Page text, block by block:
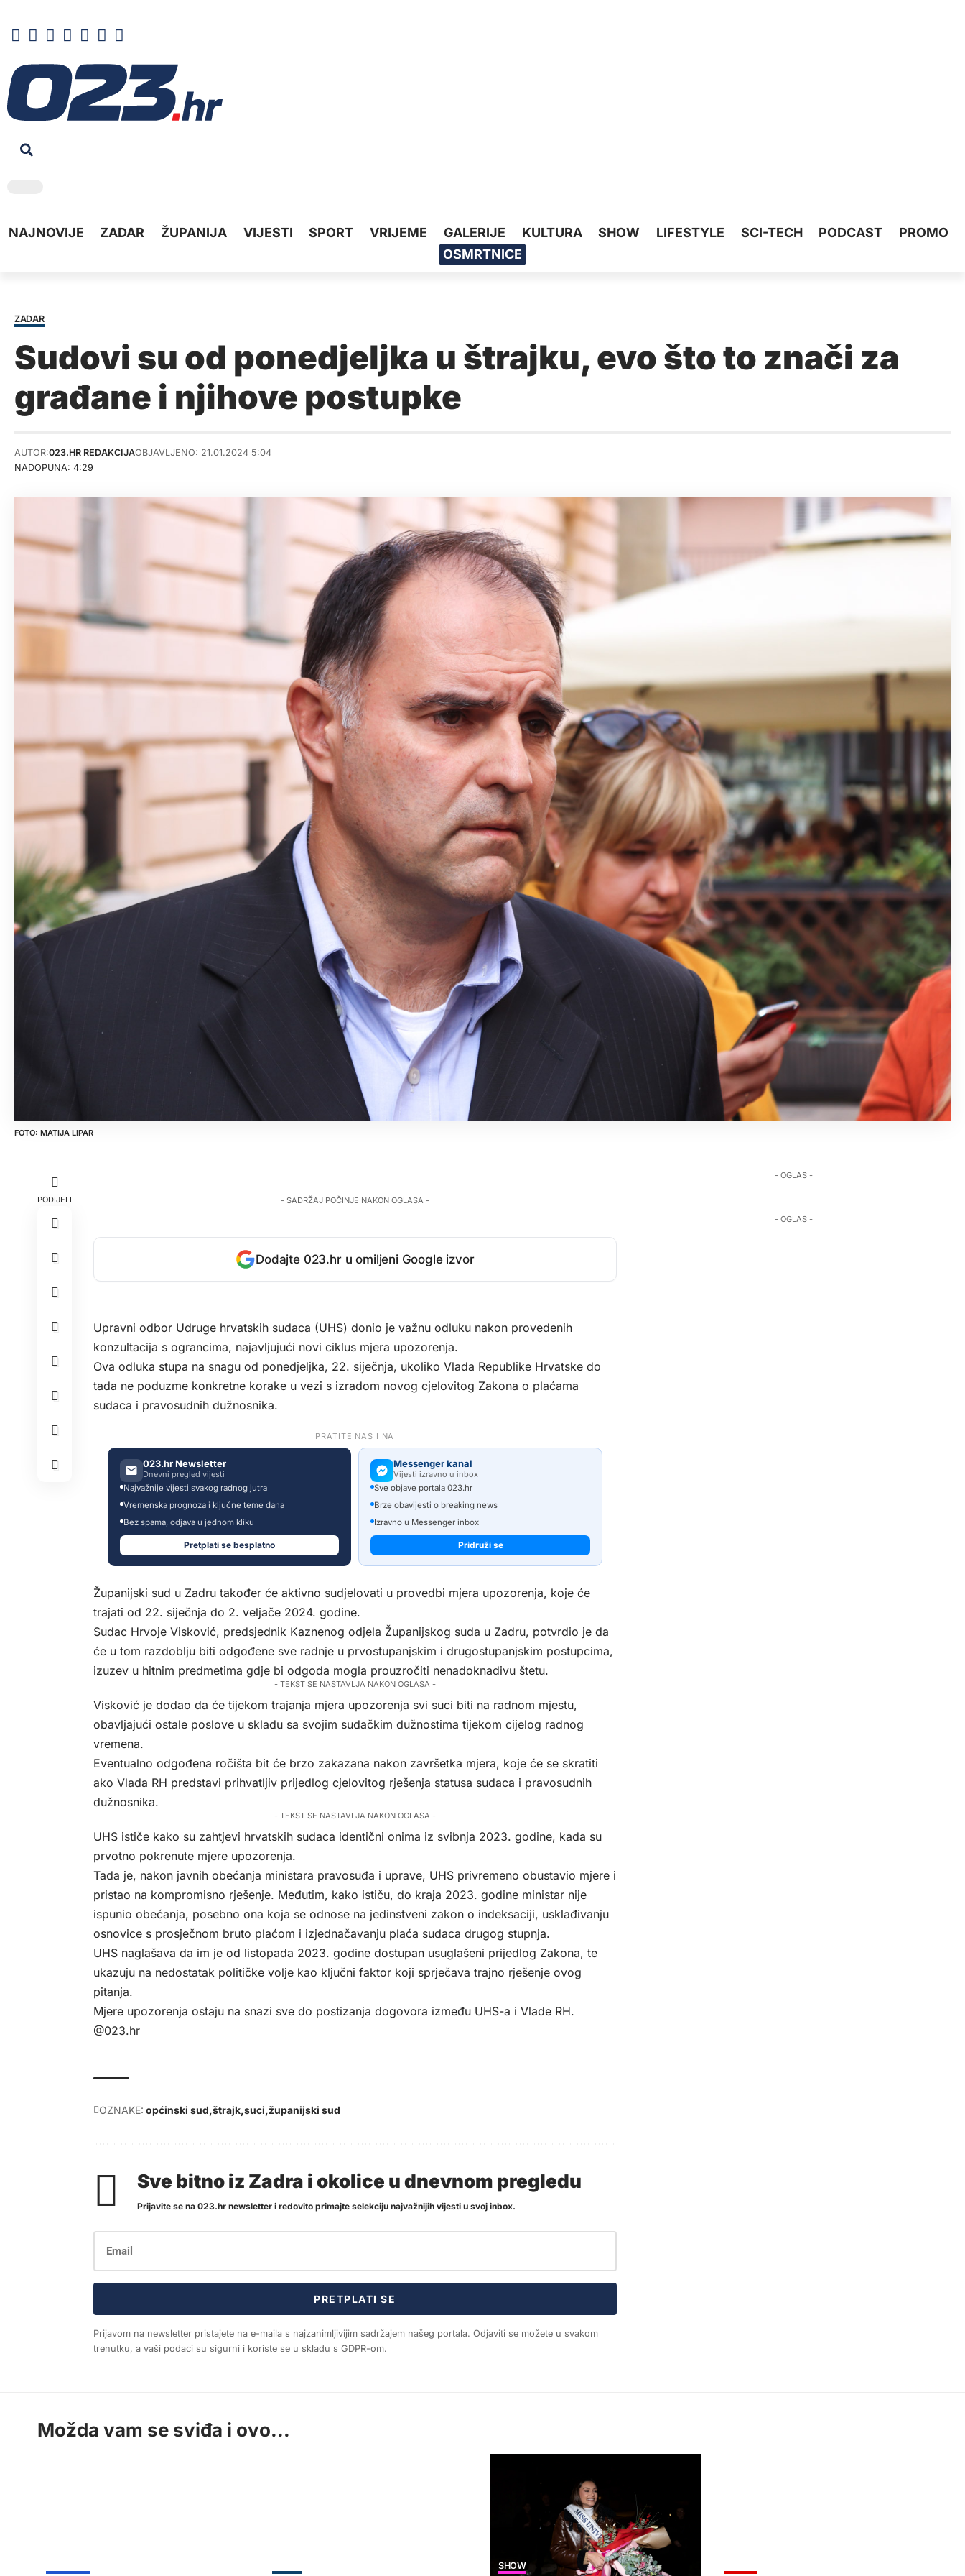
NAJNOVIJE ZADAR ŽUPANIJA VIJESTI SPORT VRIJEME GALERIJE KULTURA SHOW LIFESTYLE SCI-TECH PODCAST
PROMO
OSMRTNICE
ZADAR
Sudovi su od ponedjeljka u štrajku, evo što to znači za
građane i njihove postupke
NADOPUNA: 4:29
AUTOR:023.HR REDAKCIJAOBJAVLJENO: 21.01.2024 5:04
MATIJA LIPAR
PODIJELI - SADRŽAJ POČINJE NAKON OGLASA -
Dodajte 023.hr u omiljeni Google izvor
Upravni odbor Udruge hrvatskih sudaca (UHS) donio je važnu odluku nakon provedenih
konzultacija s ograncima, najavljujući novi ciklus mjera upozorenja.
Ova odluka stupa na snagu od ponedjeljka, 22. siječnja, ukoliko Vlada Republike Hrvatske do
tada ne poduzme konkretne korake u vezi s izradom novog cjelovitog Zakona o plaćama
sudaca i pravosudnih dužnosnika.
PRATITE NAS I NA
023.hr Newsletter
Dnevni pregled vijesti
Najvažnije vijesti svakog radnog jutra
Vremenska prognoza i ključne teme dana
Bez spama, odjava u jednom kliku
Pretplati se besplatno
Messenger kanal
Vijesti izravno u inbox
Sve objave portala 023.hr
Brze obavijesti o breaking news
Izravno u Messenger inbox
Pridruži se
Županijski sud u Zadru također će aktivno sudjelovati u provedbi mjera upozorenja, koje će
trajati od 22. siječnja do 2. veljače 2024. godine.
Sudac Hrvoje Visković, predsjednik Kaznenog odjela Županijskog suda u Zadru, potvrdio je da
će u tom razdoblju biti odgođene sve radnje u prvostupanjskim i drugostupanjskim postupcima,
izuzev u hitnim predmetima gdje bi odgoda mogla prouzročiti nenadoknadivu štetu.
- TEKST SE NASTAVLJA NAKON OGLASA -
Visković je dodao da će tijekom trajanja mjera upozorenja svi suci biti na radnom mjestu,
obavljajući ostale poslove u skladu sa svojim sudačkim dužnostima tijekom cijelog radnog
vremena.
Eventualno odgođena ročišta bit će brzo zakazana nakon završetka mjera, koje će se skratiti
ako Vlada RH predstavi prihvatljiv prijedlog cjelovitog rješenja statusa sudaca i pravosudnih
dužnosnika.
- TEKST SE NASTAVLJA NAKON OGLASA -
UHS ističe kako su zahtjevi hrvatskih sudaca identični onima iz svibnja 2023. godine, kada su
prvotno pokrenute mjere upozorenja.
Tada je, nakon javnih obećanja ministara pravosuđa i uprave, UHS privremeno obustavio mjere i
pristao na kompromisno rješenje. Međutim, kako ističu, do kraja 2023. godine ministar nije
ispunio obećanja, posebno ona koja se odnose na jedinstveni zakon o indeksaciji, usklađivanju
osnovice s prosječnom bruto plaćom i izjednačavanju plaća sudaca drugog stupnja.
UHS naglašava da im je od listopada 2023. godine dostupan usuglašeni prijedlog Zakona, te
ukazuju na nedostatak političke volje kao ključni faktor koji sprječava trajno rješenje ovog
pitanja.
Mjere upozorenja ostaju na snazi sve do postizanja dogovora između UHS-a i Vlade RH.
@023.hr
OZNAKE: općinski sud štrajk suci županijski sud
Sve bitno iz Zadra i okolice u dnevnom pregledu
Prijavite se na 023.hr newsletter i redovito primajte selekciju najvažnijih vijesti u svoj inbox.
PRETPLATI SE
Prijavom na newsletter pristajete na e-maila s najzanimljivijim sadržajem našeg portala. Odjaviti se možete u svakom
trenutku, a vaši podaci su sigurni i koriste se u skladu s GDPR-om.
- OGLAS -
- OGLAS -
Možda vam se sviđa i ovo...
SHOW